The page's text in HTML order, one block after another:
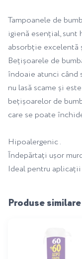
Tampoanele de
igienă esențial, sunt
absorbție excelentă
Bețișoarele de
îndoaie atunci când
nu lasă scame și
bețișoarelor de
care se poate
Hipoalergenic .
Îndepărtați ușor
Ideal pentru
Produse similare